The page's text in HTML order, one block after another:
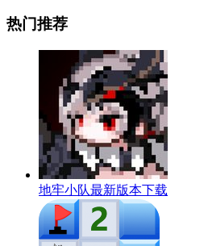
热门推荐
地牢小队最新版本下载